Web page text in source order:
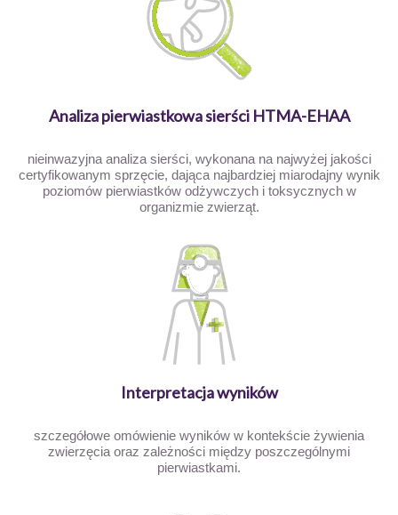
Analiza pierwiastkowa sierści HTMA-EHAA
nieinwazyjna analiza sierści, wykonana na najwyżej jakości
certyfikowanym sprzęcie, dająca najbardziej miarodajny wynik
poziomów pierwiastków odżywczych i toksycznych w
organizmie zwierząt.
Interpretacja wyników
szczegółowe omówienie wyników w kontekście żywienia
zwierzęcia oraz zależności między poszczególnymi
pierwiastkami.